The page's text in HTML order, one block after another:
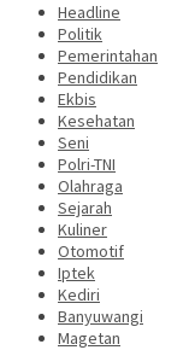
Headline
Politik
Pemerintahan
Pendidikan
Ekbis
Kesehatan
Seni
Polri-TNI
Olahraga
Sejarah
Kuliner
Otomotif
Iptek
Kediri
Banyuwangi
Magetan